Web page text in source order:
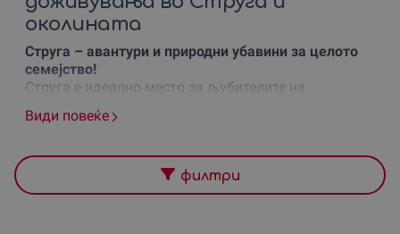
околината
Струга – авантури и природни убавини за целото
семејство!
Струга е идеално место за љубителите на
нудиме различни искуства кои можете да ги
романтични викенди на Охридското Езеро до
екстремни водни активности, Струга има многу да
понуди. Изберетепоклонваучер за искуство што ќе
Види повеќе
филтри